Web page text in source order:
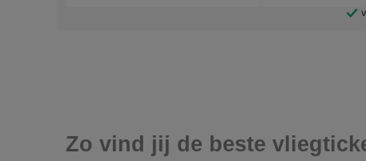
Zo vind jij de beste